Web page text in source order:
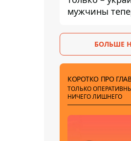
мужчины
службе,
временную
БОЛЬШЕ
КОРОТКО ПРО
ТОЛЬКО
НИЧЕГО ЛИШНЕГО